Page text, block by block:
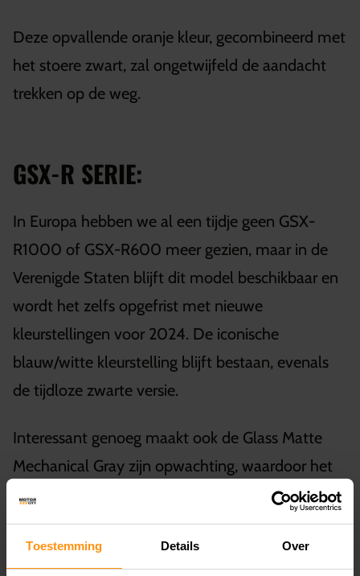
Toestemming Details Over
Deze opvallende oranje kleur, gecombineerd met
het stoere zwart, zal ongetwijfeld de aandacht
trekken op de weg.
GSX-R SERIE:
In Europa hebben we al een tijdje geen GSX-
R1000 of GSX-R600 meer gezien, maar in de
Verenigde Staten blijft dit model beschikbaar en
wordt het zelfs opgefrist met nieuwe
kleurstellingen voor 2024. De iconische
blauw/witte kleurstelling blijft bestaan, evenals
de tijdloze zwarte versie.
Interessant genoeg maakt ook de Glass Matte
Mechanical Gray zijn opwachting, waardoor het
bewonderde design van de GSX-R-serie een
nieuwe draai krijgt.